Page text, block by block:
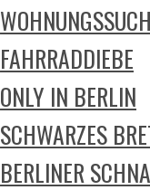
FAHRRADDIEBE
ONLY IN BERLIN
SCHWARZES
BERLINER